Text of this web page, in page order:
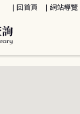
回首頁 網站導覽